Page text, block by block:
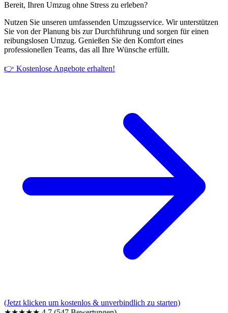
Bereit, Ihren Umzug ohne Stress zu erleben?
Nutzen Sie unseren umfassenden Umzugsservice. Wir unterstützen
Sie von der Planung bis zur Durchführung und sorgen für einen
reibungslosen Umzug. Genießen Sie den Komfort eines
professionellen Teams, das all Ihre Wünsche erfüllt.
👉 Kostenlose Angebote erhalten!
(Jetzt klicken um kostenlos & unverbindlich zu starten)